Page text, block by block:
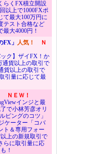
らくFX積立開設
以上で1000FXポ
て最大100万円に
テスト合格など
大4000円！
FX」 人気！
Ｎ
ック】ザイFX！か
通貨以上の取引で
貨以上の取引で
引量に応じて最
ＮＥＷ！
インジと最
で小林芳彦オリ
ピングのコツ」
ケーター「コバ
ト＆専用フォー
上の新規取引で
らに取引量に応
！